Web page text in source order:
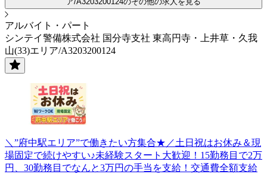
アルバイト・パート
シンテイ警備株式会社 国分寺支社 東高円寺・上井草・久我
山(33)エリア/A3203200124
＼”府中駅エリア”で働きたい方集合★／土日祝はお休み＆現
場固定で続けやすい♪未経験スタート大歓迎！15勤務目で2万
円、30勤務目でなんと3万円の手当を支給！交通費全額支給